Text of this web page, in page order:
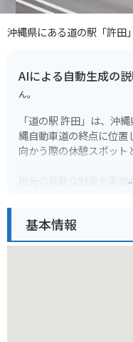
沖縄県にある道の駅「許田
AIによる自動生成の
ん。
「道の駅 許田」は、沖
縄自動車道の終点に位
向かう際の休憩スポット
地元の新鮮な野菜や果
スなどのご当地グルメが
基本情報